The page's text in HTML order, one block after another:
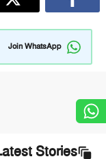
Join WhatsApp
Latest Stories